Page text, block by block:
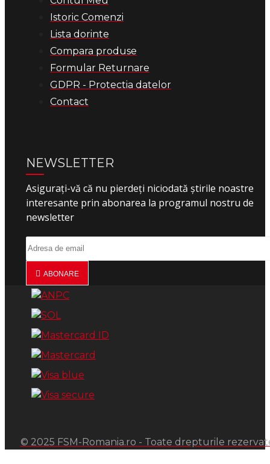
Istoric Comenzi
Lista dorinte
Compara produse
Formular Returnare
GDPR - Protectia datelor
Contact
NEWSLETTER
Asigurați-vă că nu pierdeți niciodată știrile noastre
interesante prin abonarea la programul nostru de
newsletter
ABONARE
© 2025 FSM-Romania.ro - Toate drepturile